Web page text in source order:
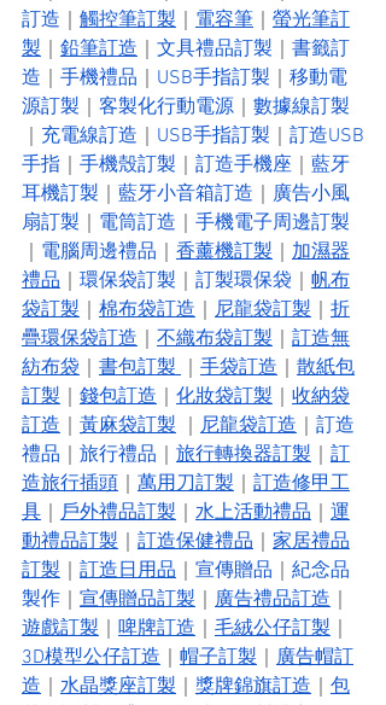
訂造
觸控筆訂製 電容筆
螢光筆訂
製
鉛筆訂造 文具禮品訂製
書籤訂
造
手機禮品 USB手指訂製
移動電
源訂製
客製化行動電源
數據線訂製
充電線訂造 USB手指訂製
訂造USB
手指
手機殼訂製 訂造手機座
藍牙
耳機訂製
藍牙小音箱訂造
廣告小風
扇訂製
電筒訂造
手機電子周邊訂製
電腦周邊禮品 香薰機訂製
加濕器
禮品
環保袋訂製 訂製環保袋
帆布
袋訂製
棉布袋訂造 尼龍袋訂製
折
疊環保袋訂造
不織布袋訂製
訂造無
紡布袋
書包訂製 手袋訂造
散紙包
訂製
錢包訂造 化妝袋訂製
收納袋
訂造
黃麻袋訂製 尼龍袋訂造
訂造
禮品
旅行禮品 旅行轉換器訂製
訂
造旅行插頭
萬用刀訂製
訂造修甲工
具
戶外禮品訂製 水上活動禮品
運
動禮品訂製
訂造保健禮品
家居禮品
訂製
訂造日用品 宣傳贈品
紀念品
製作
宣傳贈品訂製 廣告禮品訂造
遊戲訂製
啤牌訂造 毛絨公仔訂製
3D模型公仔訂造
帽子訂製
廣告帽訂
造
水晶獎座訂製 獎牌錦旗訂造
包